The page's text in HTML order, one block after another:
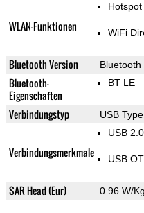
WLAN-Funktionen
Hotspot
WiFi
Bluetooth Version Bluetooth
Bluetooth-
Eigenschaften
BT LE
Verbindungstyp USB
Verbindungsmerkmale
USB 2.0
USB
SAR Head (Eur) 0.96 W/Kg